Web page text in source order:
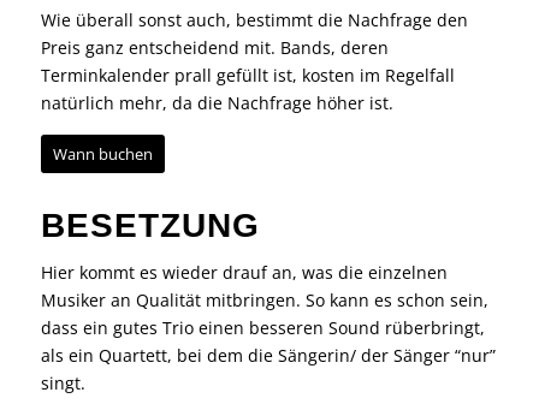
Wie überall sonst auch, bestimmt die Nachfrage den
Preis ganz entscheidend mit. Bands, deren
Terminkalender prall gefüllt ist, kosten im Regelfall
natürlich mehr, da die Nachfrage höher ist.
Wann buchen
BESETZUNG
Hier kommt es wieder drauf an, was die einzelnen
Musiker an Qualität mitbringen. So kann es schon sein,
dass ein gutes Trio einen besseren Sound rüberbringt,
als ein Quartett, bei dem die Sängerin/ der Sänger “nur”
singt.